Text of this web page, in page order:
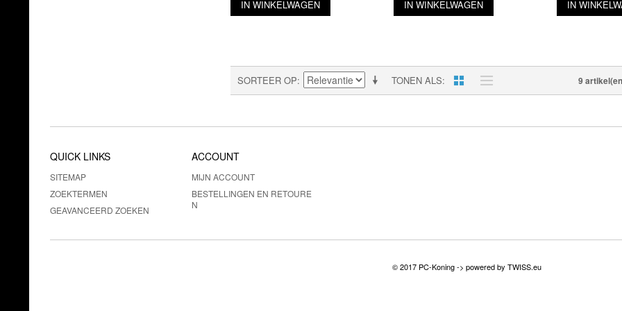
IN WINKELWAGEN IN WINKELWAGEN IN
TONEN ALS
SORTEER OP 9
QUICK LINKS
SITEMAP
ZOEKTERMEN
GEAVANCEERD ZOEKEN
ACCOUNT
MIJN ACCOUNT
BESTELLINGEN EN RETOURE
N
© 2017 PC-Koning -> powered by TWISS.eu